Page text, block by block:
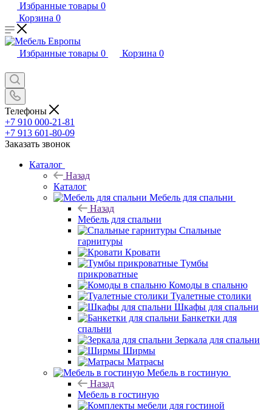
Избранные товары 0
Корзина 0
Избранные товары 0 Корзина 0
Телефоны
+7 910 000-21-81
+7 913 601-80-09
Заказать звонок
Каталог
Назад
Каталог
Мебель для спальни
Назад
Мебель для спальни
Спальные
гарнитуры
Кровати
Тумбы
прикроватные
Комоды в спальню
Туалетные столики
Шкафы для спальни
Банкетки для
спальни
Зеркала для спальни
Ширмы
Матрасы
Мебель в гостиную
Назад
Мебель в гостиную